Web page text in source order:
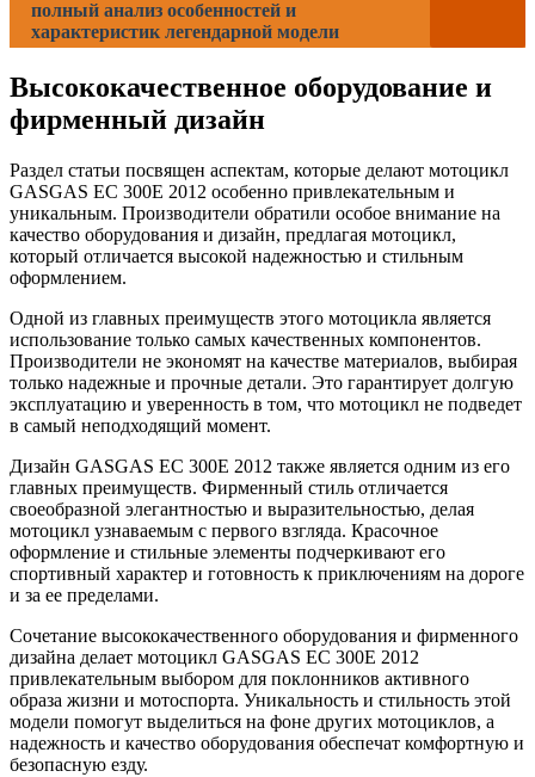
полный анализ особенностей и
характеристик легендарной модели
Высококачественное оборудование и
фирменный дизайн
Раздел статьи посвящен аспектам, которые делают мотоцикл
GASGAS EC 300E 2012 особенно привлекательным и
уникальным. Производители обратили особое внимание на
качество оборудования и дизайн, предлагая мотоцикл,
который отличается высокой надежностью и стильным
оформлением.
Одной из главных преимуществ этого мотоцикла является
использование только самых качественных компонентов.
Производители не экономят на качестве материалов, выбирая
только надежные и прочные детали. Это гарантирует долгую
эксплуатацию и уверенность в том, что мотоцикл не подведет
в самый неподходящий момент.
Дизайн GASGAS EC 300E 2012 также является одним из его
главных преимуществ. Фирменный стиль отличается
своеобразной элегантностью и выразительностью, делая
мотоцикл узнаваемым с первого взгляда. Красочное
оформление и стильные элементы подчеркивают его
спортивный характер и готовность к приключениям на дороге
и за ее пределами.
Сочетание высококачественного оборудования и фирменного
дизайна делает мотоцикл GASGAS EC 300E 2012
привлекательным выбором для поклонников активного
образа жизни и мотоспорта. Уникальность и стильность этой
модели помогут выделиться на фоне других мотоциклов, а
надежность и качество оборудования обеспечат комфортную и
безопасную езду.